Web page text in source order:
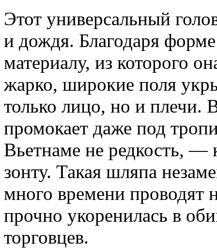
Этот универсальный
и дождя. Благодаря
материалу, из которого
жарко, широкие поля
только лицо, но и плечи.
промокает даже под
Вьетнаме не редкость, —
зонту. Такая шляпа
много времени проводят
прочно укоренилась в
торговцев.